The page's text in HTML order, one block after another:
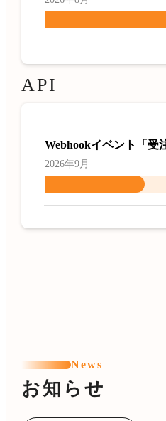
API
Webhookイベント「受
2026年9月
News
お知らせ